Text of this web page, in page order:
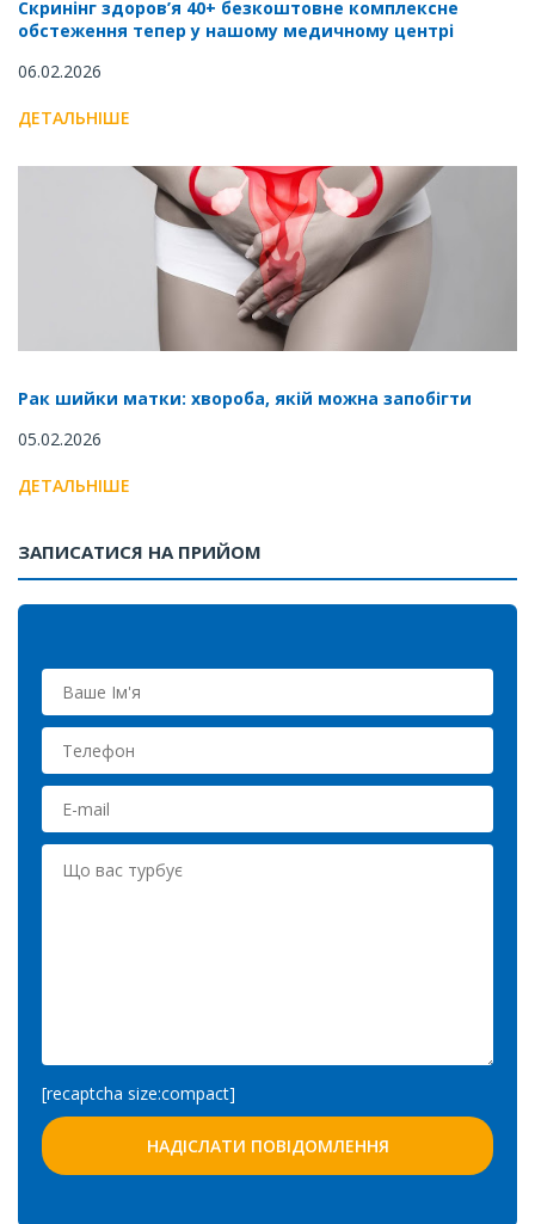
Скринінг здоров’я 40+ безкоштовне комплексне
обстеження тепер у нашому медичному центрі
06.02.2026
ДЕТАЛЬНІШЕ
Рак шийки матки: хвороба, якій можна запобігти
05.02.2026
ДЕТАЛЬНІШЕ
ЗАПИСАТИСЯ НА ПРИЙОМ
[recaptcha size:compact]